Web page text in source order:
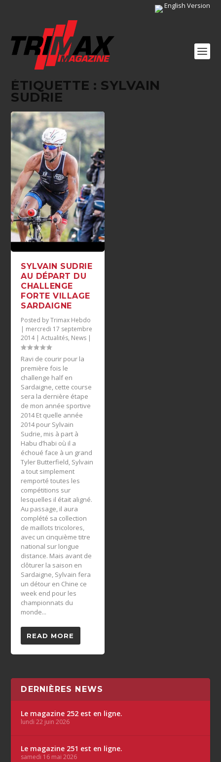
English Version
ÉTIQUETTE : SYLVAIN
SUDRIE
SYLVAIN SUDRIE
AU DÉPART DU
CHALLENGE
FORTE VILLAGE
SARDAIGNE
Posted byTrimax Hebdo
| mercredi 17 septembre
2014|Actualités, News |
Ravi de courir pour la
première fois le
challenge half en
Sardaigne, cette course
sera la dernière étape
de mon année sportive
2014 Et quelle année
2014 pour Sylvain
Sudrie, mis à part à
Habu d’habi où il a
échoué face à un grand
Tyler Butterfield, Sylvain
a tout simplement
remporté toutes les
compétitions sur
lesquelles il était aligné.
Au passage, il aura
complété sa collection
de maillots tricolores,
avec un cinquième titre
national sur longue
distance. Mais avant de
clôturer la saison en
Sardaigne, Sylvain fera
un détour en Chine ce
week end pour les
championnats du
monde...
READ MORE
DERNIÈRES NEWS
Le magazine 252 est en ligne.
lundi 22 juin 2026
Le magazine 251 est en ligne.
samedi 16 mai 2026